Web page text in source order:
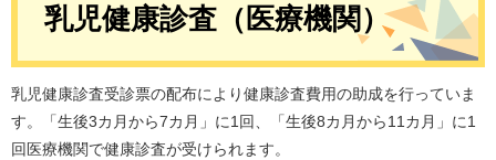
乳児健康診査（医療機関）
乳児健康診査受診票の配布により健康診査費用の助成を行っていま
す。「生後3カ月から7カ月」に1回、「生後8カ月から11カ月」に1
回医療機関で健康診査が受けられます。